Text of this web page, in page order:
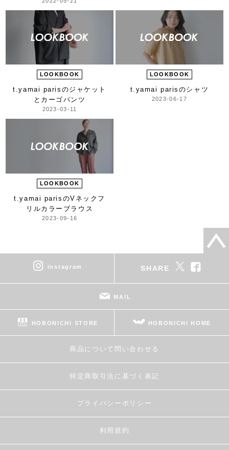
LOOKBOOK
t.yamai parisのジャケット
とカーゴパンツ
2023-03-11
LOOKBOOK
t.yamai parisのシャツ
2023-06-17
LOOKBOOK
t.yamai parisのVネックフ
リルカラーブラウス
2023-09-16
instagram SHARE
MAIL
HOBONICHI STORE HOBONICHI HOME
商品について問い合わせる
特定商取引法に基づく表記
プライバシーポリシー
利用規約